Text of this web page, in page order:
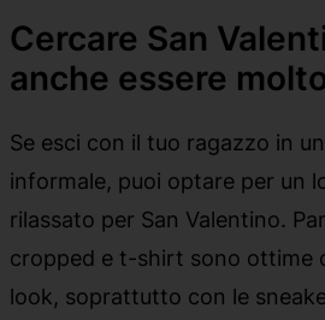
Cercare San
anche essere
Se esci con il tuo ragazzo in
informale, puoi optare per un
rilassato per San Valentino.
cropped e t-shirt sono ottime
look, soprattutto con le